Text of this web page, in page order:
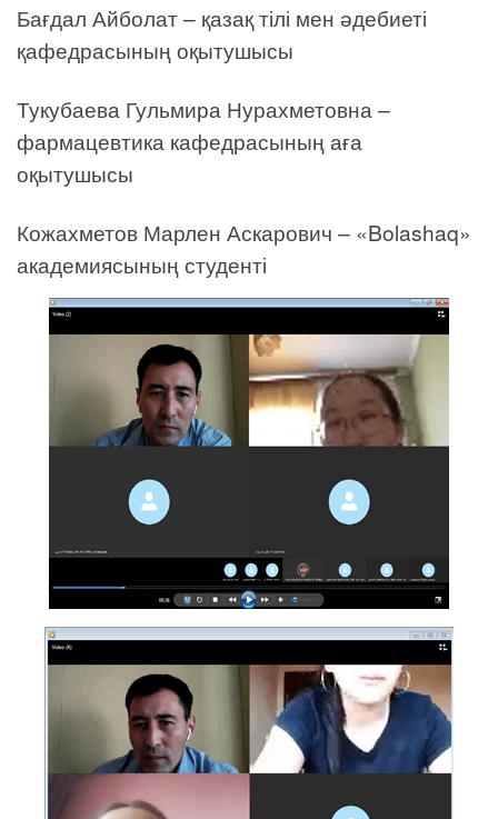
Бағдал Айболат – қазақ тілі мен әдебиеті
қафедрасының оқытушысы
Тукубаева Гульмира Нурахметовна –
фармацевтика кафедрасының аға
оқытушысы
Кожахметов Марлен Аскарович – «Bolashaq»
академиясының студенті